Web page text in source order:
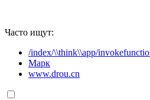
Часто ищут:
/index/\\think\\app/
Марк
www.drou.cn